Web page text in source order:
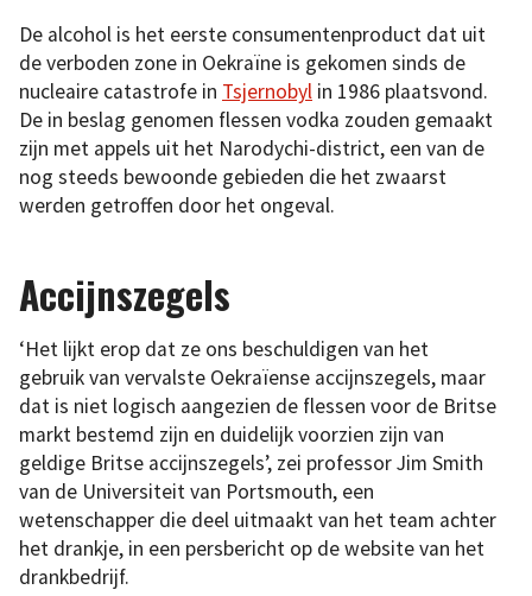
De alcohol is het eerste consumentenproduct dat uit
de verboden zone in Oekraïne is gekomen sinds de
nucleaire catastrofe in Tsjernobyl in 1986 plaatsvond.
De in beslag genomen flessen vodka zouden gemaakt
zijn met appels uit het Narodychi-district, een van de
nog steeds bewoonde gebieden die het zwaarst
werden getroffen door het ongeval.
Accijnszegels
‘Het lijkt erop dat ze ons beschuldigen van het
gebruik van vervalste Oekraïense accijnszegels, maar
dat is niet logisch aangezien de flessen voor de Britse
markt bestemd zijn en duidelijk voorzien zijn van
geldige Britse accijnszegels’, zei professor Jim Smith
van de Universiteit van Portsmouth, een
wetenschapper die deel uitmaakt van het team achter
het drankje, in een persbericht op de website van het
drankbedrijf.